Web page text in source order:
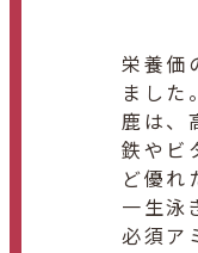
栄養価
ました
鹿は、
鉄やビ
ど優れ
一生泳
必須ア